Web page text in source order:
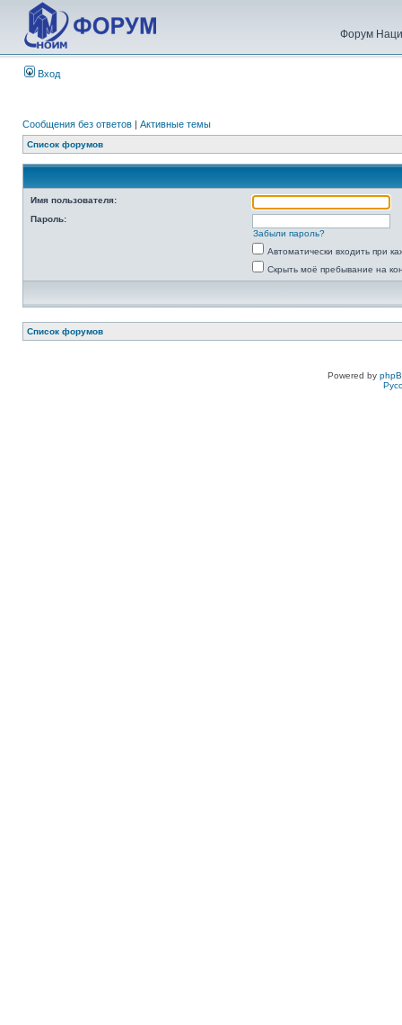
Форум
Вход
Сообщения без ответов | Активные темы
Список форумов
Имя пользователя:
Пароль:
Забыли пароль?
Автоматически входить при
Скрыть моё пребывание на
Список форумов
Powered by